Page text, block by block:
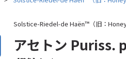
Solstice-Riedel-de Haën™（旧：
アセトン Puriss.